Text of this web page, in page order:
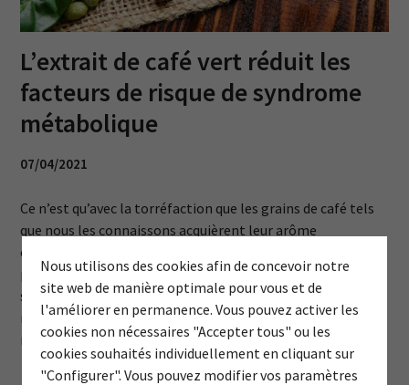
Nous utilisons des cookies afin de concevoir notre
site web de manière optimale pour vous et de
l'améliorer en permanence. Vous pouvez activer les
cookies non nécessaires "Accepter tous" ou les
cookies souhaités individuellement en cliquant sur
"Configurer". Vous pouvez modifier vos paramètres
L’extrait de café vert réduit les
facteurs de risque de syndrome
métabolique
07/04/2021
Ce n’est qu’avec la torréfaction que les grains de café tels
que nous les connaissons acquièrent leur arôme
caractéristique et leur couleur brune. Si l’on recherche les
propriétés bénéfiques du café, c’est au café vert qu’il faut
s’intéresser, et non au café torréfié. De récentes revues et
méta-analyses ont examiné l'impact sur les facteurs de
risque classiques du syndrome métabolique.